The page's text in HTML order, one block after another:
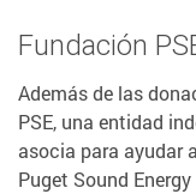
Fundación
Además de las
PSE, una entidad
asocia para ayudar
Puget Sound